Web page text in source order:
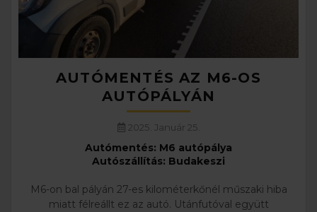
AUTÓMENTÉS AZ M6-OS
AUTÓPÁLYÁN
2025. Január 25.
Autómentés: M6 autópálya
Autószállítás: Budakeszi
M6-on bal pályán 27-es kilométerkőnél műszaki hiba
miatt félreállt ez az autó. Utánfutóval együtt